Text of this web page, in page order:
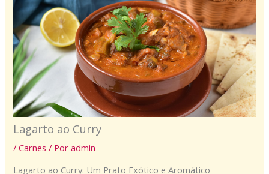
Lagarto ao Curry
/Carnes / Poradmin
Lagarto ao Curry: Um Prato Exótico e Aromático